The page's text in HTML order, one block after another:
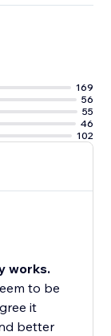
169
56
55
46
102
works.
to be
it
better